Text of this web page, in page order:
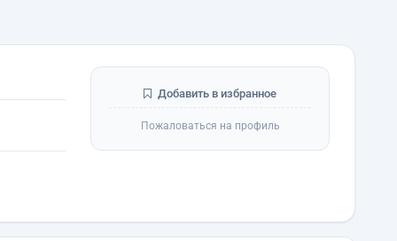
Добавить в избранное
Пожаловаться на профиль